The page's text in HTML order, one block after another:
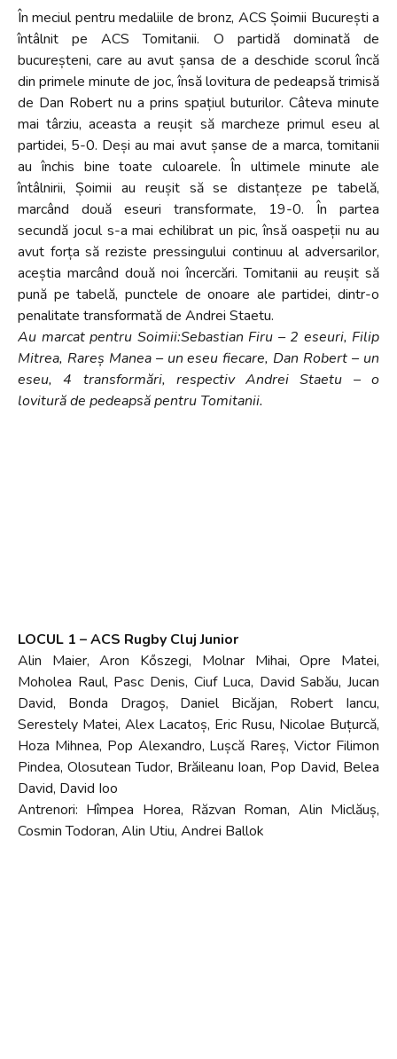
În meciul pentru medaliile de bronz, ACS Șoimii București a
întâlnit pe ACS Tomitanii. O partidă dominată de
bucureșteni, care au avut șansa de a deschide scorul încă
din primele minute de joc, însă lovitura de pedeapsă trimisă
de Dan Robert nu a prins spațiul buturilor. Câteva minute
mai târziu, aceasta a reușit să marcheze primul eseu al
partidei, 5-0. Deși au mai avut șanse de a marca, tomitanii
au închis bine toate culoarele. În ultimele minute ale
întâlnirii, Șoimii au reușit să se distanțeze pe tabelă,
marcând două eseuri transformate, 19-0. În partea
secundă jocul s-a mai echilibrat un pic, însă oaspeții nu au
avut forța să reziste pressingului continuu al adversarilor,
aceștia marcând două noi încercări. Tomitanii au reușit să
pună pe tabelă, punctele de onoare ale partidei, dintr-o
penalitate transformată de Andrei Staetu.
Au marcat pentru Soimii:Sebastian Firu – 2 eseuri, Filip
Mitrea, Rareș Manea – un eseu fiecare, Dan Robert – un
eseu, 4 transformări, respectiv Andrei Staetu – o
lovitură de pedeapsă pentru Tomitanii.
LOCUL 1 – ACS Rugby Cluj Junior
Alin Maier, Aron Kőszegi, Molnar Mihai, Opre Matei,
Moholea Raul, Pasc Denis, Ciuf Luca, David Sabău, Jucan
David, Bonda Dragoș, Daniel Bicăjan, Robert Iancu,
Serestely Matei, Alex Lacatoș, Eric Rusu, Nicolae Buțurcă,
Hoza Mihnea, Pop Alexandro, Lușcă Rareș, Victor Filimon
Pindea, Olosutean Tudor, Brăileanu Ioan, Pop David, Belea
David, David Ioo
Antrenori: Hîmpea Horea, Răzvan Roman, Alin Miclăuș,
Cosmin Todoran, Alin Utiu, Andrei Ballok